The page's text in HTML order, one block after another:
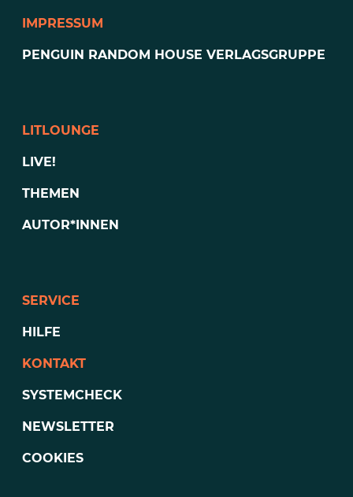
IMPRESSUM
PENGUIN RANDOM HOUSE VERLAGSGRUPPE
LITLOUNGE
LIVE!
THEMEN
AUTOR*INNEN
SERVICE
HILFE
KONTAKT
SYSTEMCHECK
NEWSLETTER
COOKIES